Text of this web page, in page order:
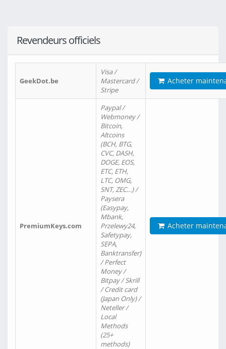
Revendeurs officiels
GeekDot.be
Visa /
Mastercard /
Stripe
Acheter
PremiumKeys.com
Paypal /
Webmoney /
Bitcoin,
Altcoins
(BCH, BTG,
CVC, DASH,
DOGE, EOS,
ETC, ETH,
LTC, OMG,
SNT, ZEC…) /
Paysera
(Easypay,
Mbank,
Przelewy24,
Safetypay,
SEPA,
Banktransfer)
/ Perfect
Money /
Bitpay / Skrill
/ Credit card
(Japan Only) /
Neteller /
Local
Methods
(25+
methods)
Acheter